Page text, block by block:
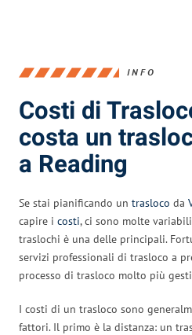
INFO
Costi di
costa un
a Reading
Se stai pianificando un trasloco da
capire i costi, ci sono molte variabili
traslochi è una delle principali.
servizi professionali di trasloco a
processo di trasloco molto più
I costi di un trasloco sono
fattori. Il primo è la distanza: un